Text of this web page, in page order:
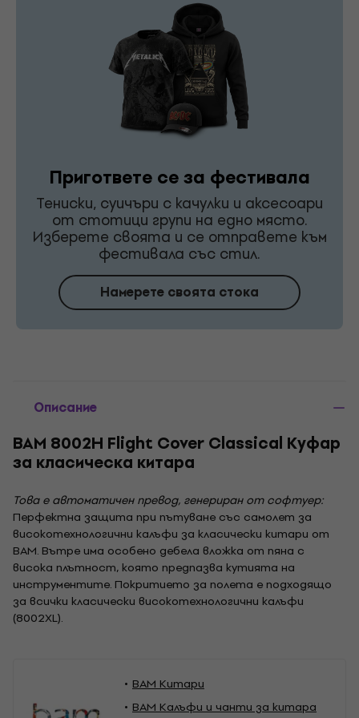
Пригответе се за фестивала
Тениски, суичъри с качулки и аксесоари
от стотици групи на едно място.
Изберете своята и се отправете към
фестивала със стил.
Намерете своята стока
Описание
BAM 8002H Flight Cover Classical Куфар
за класическа китара
Това е автоматичен превод, генериран от софтуер:
Перфектна защита при пътуване със самолет за
високотехнологични калъфи за класически китари от
BAM. Вътре има особено дебела вложка от пяна с
висока плътност, която предпазва кутията на
инструментите. Покритието за полета е подходящо
за всички класически високотехнологични калъфи
(8002XL).
BAM Китари
BAM Калъфи и чанти за китара